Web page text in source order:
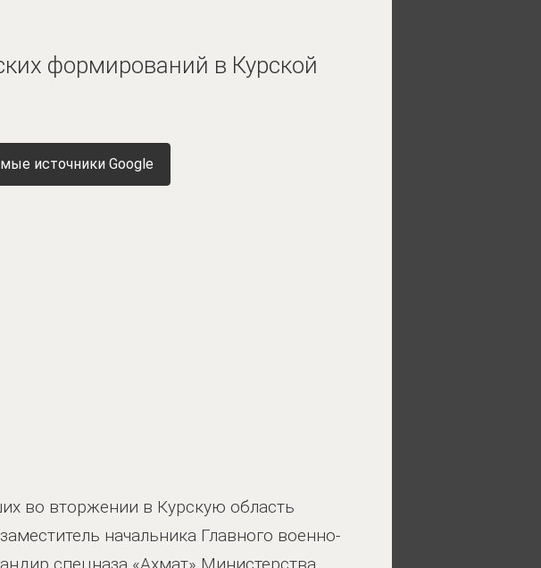
формирований в Курской
источники Google
во вторжении в Курскую область
начальника Главного военно-
спецназа «Ахмат» Министерства